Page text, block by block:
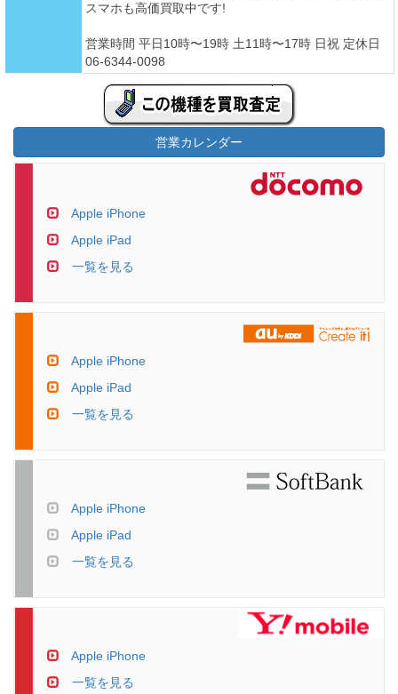
スマホも高価買取中です!
営業時間 平日10時〜19時 土11時〜17時 日祝 定休日
06-6344-0098
営業カレンダー
Apple iPhone
Apple iPad
一覧を見る
Apple iPhone
Apple iPad
一覧を見る
Apple iPhone
Apple iPad
一覧を見る
Apple iPhone
一覧を見る